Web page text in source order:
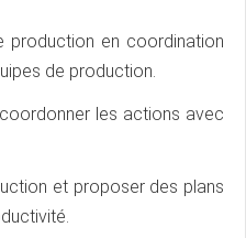
production en coordination
de production.
les actions avec
et proposer des plans